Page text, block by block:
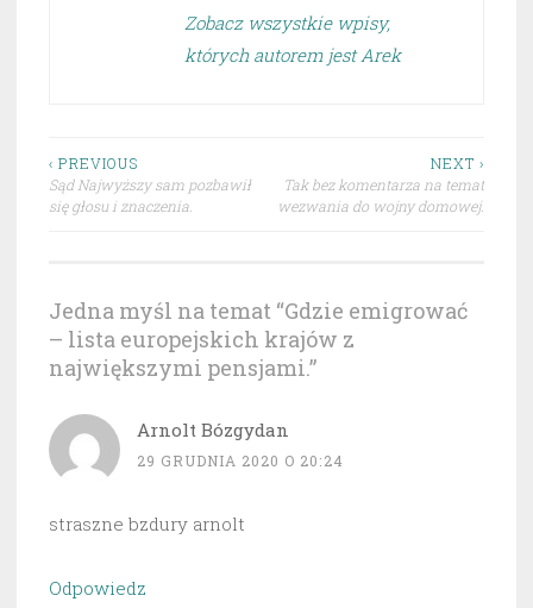
Zobacz wszystkie wpisy,
których autorem jest Arek
Nawigacja
wpisu
‹ PREVIOUS
Sąd Najwyższy sam pozbawił
się głosu i znaczenia.
NEXT ›
Tak bez komentarza na temat
wezwania do wojny domowej.
Jedna myśl na temat “Gdzie emigrować
– lista europejskich krajów z
największymi pensjami.”
Arnolt Bózgydan
29 GRUDNIA 2020 O 20:24
straszne bzdury arnolt
Odpowiedz